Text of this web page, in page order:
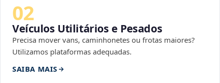
02
Veículos Utilitários e Pesados
Precisa mover vans, caminhonetes ou frotas maiores?
Utilizamos plataformas adequadas.
SAIBA MAIS